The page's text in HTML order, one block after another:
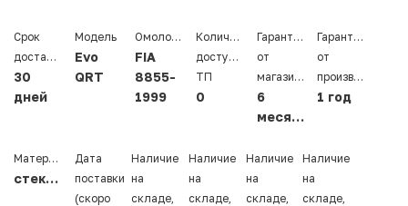
Срок
доставки
30
дней
Модель
Evo
QRT
Омологация
FIA
8855-
1999
Количество
доступных
ТП
0
Гарантия
от
магазина
6
месяцев
Гарантия
от
производителя
1 год
Материал
стекловолокно
Дата
поставки
(скоро
Наличие
на
складе,
Наличие
на
складе,
Наличие
на
складе,
Наличие
на
складе,